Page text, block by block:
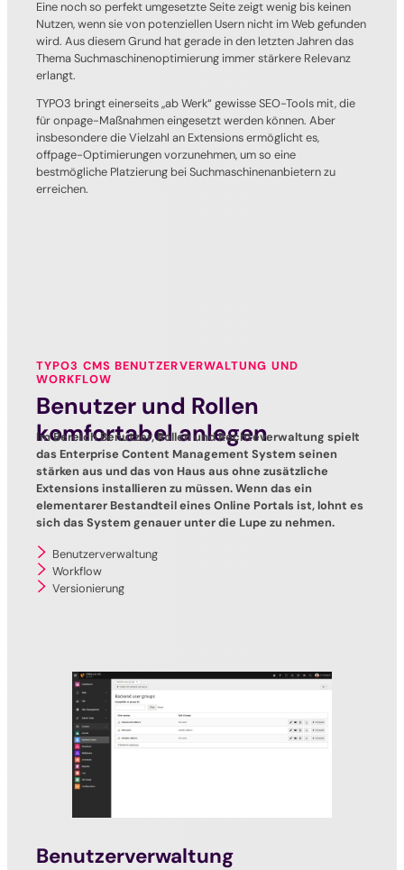
Eine noch so perfekt umgesetzte Seite zeigt wenig bis keinen
Nutzen, wenn sie von potenziellen Usern nicht im Web gefunden
wird. Aus diesem Grund hat gerade in den letzten Jahren das
Thema Suchmaschinenoptimierung immer stärkere Relevanz
erlangt.
TYPO3 bringt einerseits „ab Werk“ gewisse SEO-Tools mit, die
für onpage-Maßnahmen eingesetzt werden können. Aber
insbesondere die Vielzahl an Extensions ermöglicht es,
offpage-Optimierungen vorzunehmen, um so eine
bestmögliche Platzierung bei Suchmaschinenanbietern zu
erreichen.
TYPO3 CMS BENUTZERVERWALTUNG UND
WORKFLOW
Benutzer und Rollen
komfortabel anlegen
Im Bereich Benutzer, Rollen und Rechteverwaltung spielt
das Enterprise Content Management System seinen
stärken aus und das von Haus aus ohne zusätzliche
Extensions installieren zu müssen. Wenn das ein
elementarer Bestandteil eines Online Portals ist, lohnt es
sich das System genauer unter die Lupe zu nehmen.
Benutzerverwaltung
Workflow
Versionierung
Benutzerverwaltung